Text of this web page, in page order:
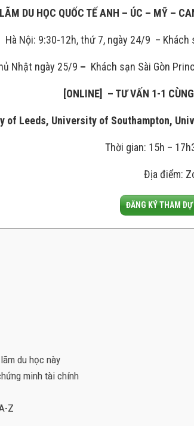
DU HỌC QUỐC TẾ ANH – ÚC – MỸ –
Hà Nội: 9:30-12h, thứ 7, ngày 24/9 – Khách
Nhật ngày 25/9 – Khách sạn Sài Gòn
[ONLINE] – TƯ VẤN 1-1
of Leeds, University of Southampton,
Thời gian: 15h –
Địa điểm:
ĐĂNG KÝ THAM
du học này
minh tài chính
Z